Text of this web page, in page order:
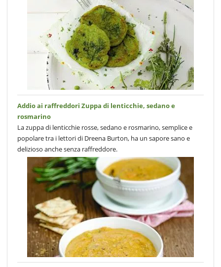
Addio ai raffreddori Zuppa di lenticchie, sedano e
rosmarino
La zuppa di lenticchie rosse, sedano e rosmarino, semplice e
popolare tra i lettori di Dreena Burton, ha un sapore sano e
delizioso anche senza raffreddore.